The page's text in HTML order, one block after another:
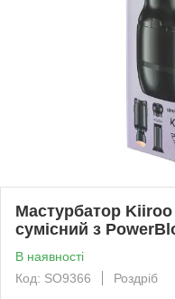
Мастурбатор
сумісний з
В наявності
Код: SO9366
Роздріб